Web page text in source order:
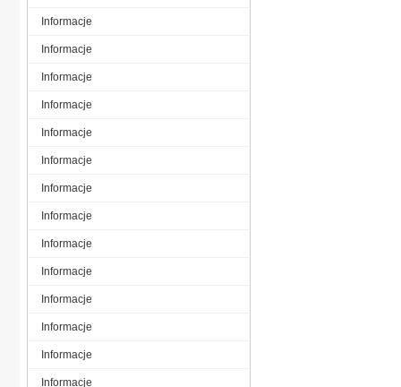
Informacje
Informacje
Informacje
Informacje
Informacje
Informacje
Informacje
Informacje
Informacje
Informacje
Informacje
Informacje
Informacje
Informacje